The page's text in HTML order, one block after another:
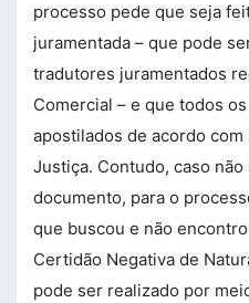
processo pede que seja
juramentada – que pode
tradutores juramentados
Comercial – e que todos
apostilados de acordo
Justiça. Contudo, caso
documento, para o
que buscou e não
Certidão Negativa de
pode ser realizado por